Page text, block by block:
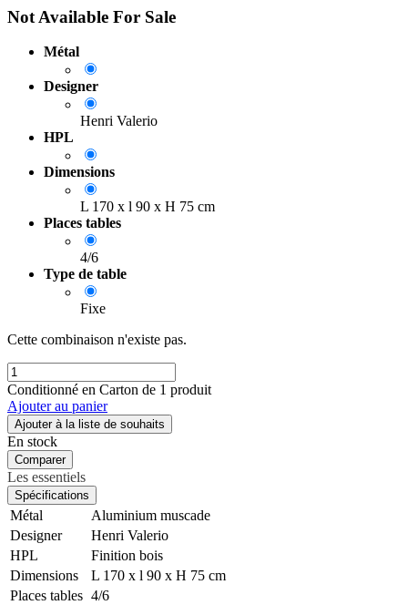
Not Available For Sale
Métal
Designer
Henri Valerio
HPL
Dimensions
L 170 x l 90 x H 75 cm
Places tables
4/6
Type de table
Fixe
Cette combinaison n'existe pas.
Conditionné en Carton de 1 produit
Ajouter au panier
Ajouter à la liste de souhaits
En stock
Comparer
Les essentiels
Spécifications
Métal
Aluminium muscade
Designer
Henri Valerio
HPL
Finition bois
Dimensions
L 170 x l 90 x H 75 cm
Places tables 4/6